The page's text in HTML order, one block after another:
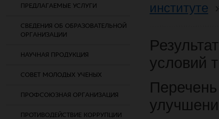
ПРЕДЛАГАЕМЫЕ УСЛУГИ
СВЕДЕНИЯ ОБ ОБРАЗОВАТЕЛЬНОЙ
ОРГАНИЗАЦИИ
НАУЧНАЯ ПРОДУКЦИЯ
СОВЕТ МОЛОДЫХ УЧЕНЫХ
ПРОФСОЮЗНАЯ ОРГАНИЗАЦИЯ
ПРОТИВОДЕЙСТВИЕ КОРРУПЦИИ
институте
условий